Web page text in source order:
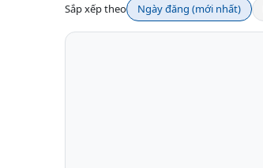
Sắp xếp theo Ngày đăng (mới nhất)